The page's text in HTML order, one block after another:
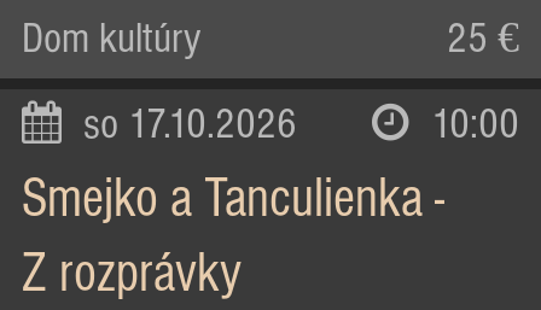
Dom kultúry 25 €
so 17.10.2026 10:00
Smejko a Tanculienka -
Z rozprávky